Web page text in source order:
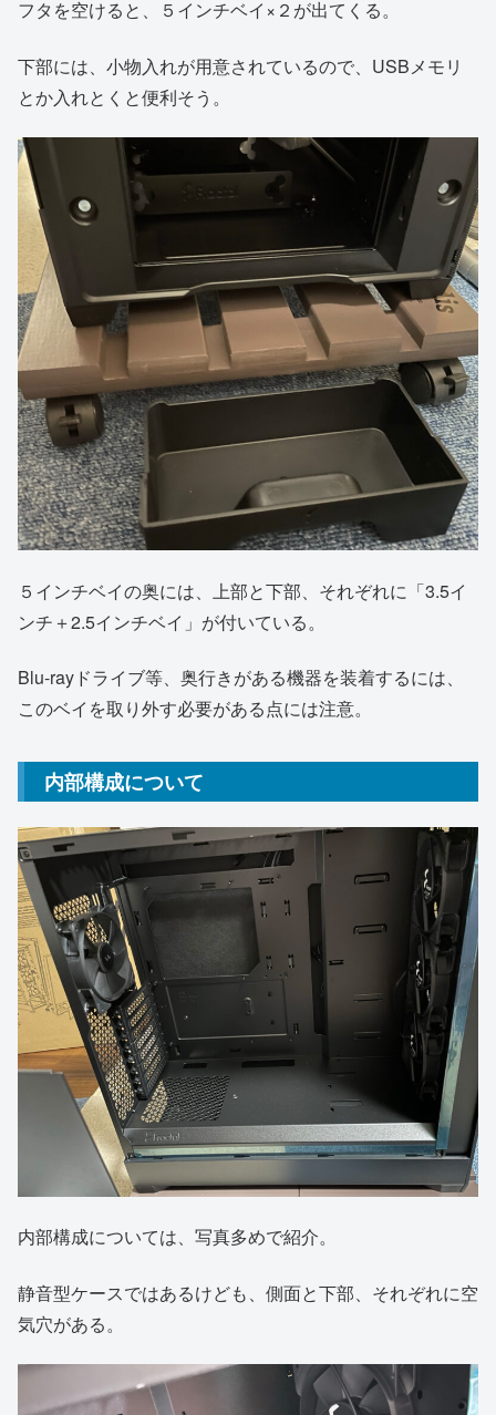
フタを空けると、５インチベイ×２が出てくる。
下部には、小物入れが用意されているので、USBメモリ
とか入れとくと便利そう。
５インチベイの奥には、上部と下部、それぞれに「3.5イ
ンチ＋2.5インチベイ」が付いている。
Blu-rayドライブ等、奥行きがある機器を装着するには、
このベイを取り外す必要がある点には注意。
内部構成について
内部構成については、写真多めで紹介。
静音型ケースではあるけども、側面と下部、それぞれに空
気穴がある。